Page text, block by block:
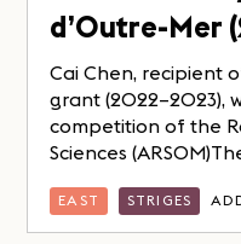
d’Outre-Mer
Cai Chen, recipient
grant (2022–2023),
competition of the
Sciences
EAST STRIGES